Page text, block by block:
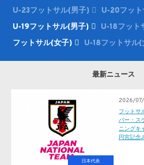
U-23フットサル(男子)
U-20フッ
U-19フットサル(男子)
U-18フット
フットサル(女子)
U-18フットサル
最新ニュース
日本代表
2026/
フットサ
バー・ス
ニングキ
円宮記念